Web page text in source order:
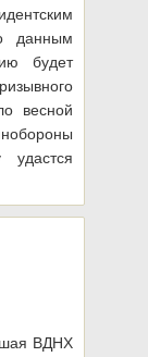
данным
будет
весной
ВДНХ